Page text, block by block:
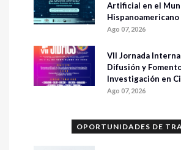
Artificial en el
Hispanoamericano
Ago 07, 2026
VII Jornada
Difusión y
Investigación en
Ago 07, 2026
OPORTUNIDADES DE